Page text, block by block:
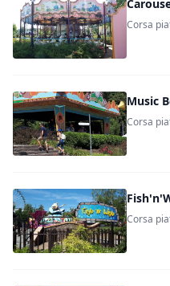
Corsa
Music
Corsa
Corsa